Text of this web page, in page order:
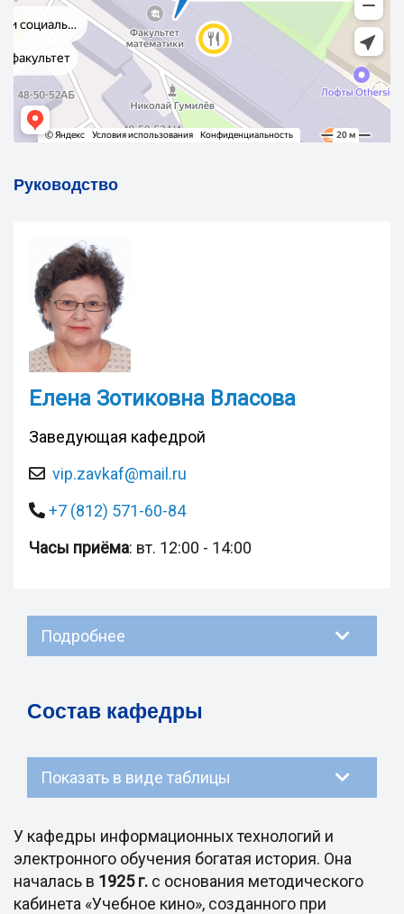
Руководство
Елена Зотиковна Власова
Заведующая кафедрой
vip.zavkaf@mail.ru
+7 (812) 571-60-84
Часы приёма: вт. 12:00 - 14:00
Подробнее
Состав кафедры
Показать в виде таблицы
У кафедры информационных технологий и
электронного обучения богатая история. Она
началась в 1925 г. с основания методического
кабинета «Учебное кино», созданного при